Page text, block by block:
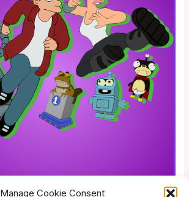
Manage Cookie Consent